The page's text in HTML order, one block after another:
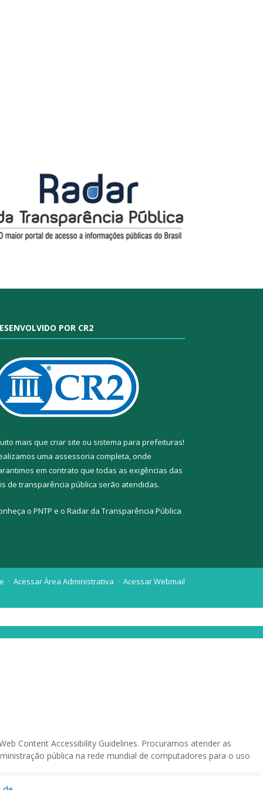
POR CR2
mais que criar site ou sistema para prefeituras!
uma assessoria completa, onde
em contrato que todas as exigências das
de transparência pública serão atendidas.
o PNTP e o Radar da Transparência Pública
Acessar Área Administrativa Acessar Webmail
Content Accessibility Guidelines. Procuramos atender as
pública na rede mundial de computadores para o uso